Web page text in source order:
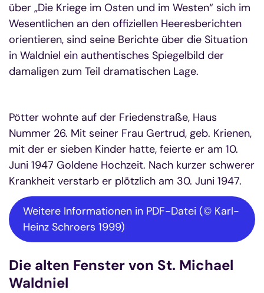
über „Die Kriege im Osten und im Westen“ sich im
Wesentlichen an den offiziellen Heeresberichten
orientieren, sind seine Berichte über die Situation
in Waldniel ein authentisches Spiegelbild der
damaligen zum Teil dramatischen Lage.
Pötter wohnte auf der Friedenstraße, Haus
Nummer 26. Mit seiner Frau Gertrud, geb. Krienen,
mit der er sieben Kinder hatte, feierte er am 10.
Juni 1947 Goldene Hochzeit. Nach kurzer schwerer
Krankheit verstarb er plötzlich am 30. Juni 1947.
Weitere Informationen in PDF-Datei (© Karl-
Heinz Schroers 1999)
Die alten Fenster von St. Michael
Waldniel